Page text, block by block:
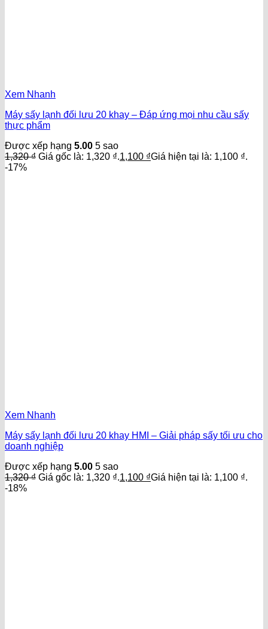
Xem Nhanh
Máy sấy lạnh đối lưu 20 khay – Đáp ứng mọi nhu cầu sấy
thực phẩm
Được xếp hạng 5.00 5 sao
1,320₫ Giá gốc là: 1,320 ₫.1,100 ₫Giá hiện tại là: 1,100 ₫.
-17%
Xem Nhanh
Máy sấy lạnh đối lưu 20 khay HMI – Giải pháp sấy tối ưu cho
doanh nghiệp
Được xếp hạng 5.00 5 sao
1,320₫ Giá gốc là: 1,320 ₫.1,100 ₫Giá hiện tại là: 1,100 ₫.
-18%